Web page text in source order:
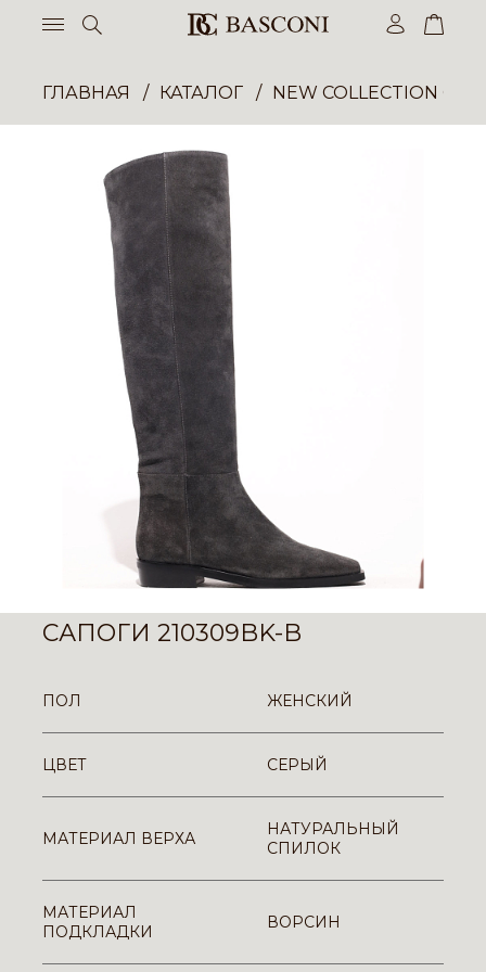
ГЛАВНАЯ КАТАЛОГ NEW COLLECTION
САПОГИ 210309BK-B
ПОЛ ЖЕНСКИЙ
ЦВЕТ СЕРЫЙ
МАТЕРИАЛ ВЕРХА
НАТУРАЛЬНЫЙ
СПИЛОК
МАТЕРИАЛ
ПОДКЛАДКИ
ВОРСИН